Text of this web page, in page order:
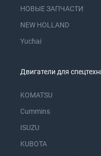
НОВЫЕ ЗАПЧАСТИ
NEW HOLLAND
Yuchai
Двигатели для
KOMATSU
Cummins
ISUZU
KUBOTA